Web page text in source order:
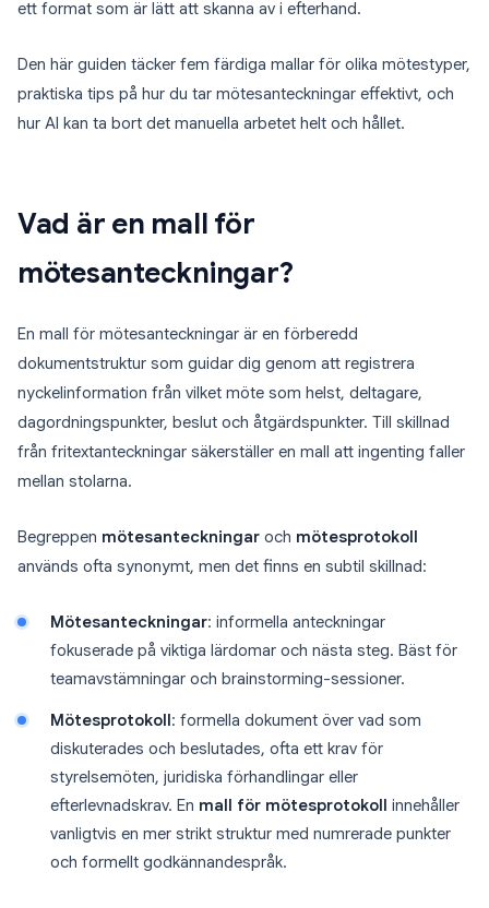
ett format som är lätt att skanna av i efterhand.
Den här guiden täcker fem färdiga mallar för olika mötestyper,
praktiska tips på hur du tar mötesanteckningar effektivt, och
hur AI kan ta bort det manuella arbetet helt och hållet.
Vad är en mall för
mötesanteckningar?
En mall för mötesanteckningar är en förberedd
dokumentstruktur som guidar dig genom att registrera
nyckelinformation från vilket möte som helst, deltagare,
dagordningspunkter, beslut och åtgärdspunkter. Till skillnad
från fritextanteckningar säkerställer en mall att ingenting faller
mellan stolarna.
Begreppen mötesanteckningar och mötesprotokoll
används ofta synonymt, men det finns en subtil skillnad:
Mötesanteckningar: informella anteckningar
fokuserade på viktiga lärdomar och nästa steg. Bäst för
teamavstämningar och brainstorming-sessioner.
Mötesprotokoll : formella dokument över vad som
diskuterades och beslutades, ofta ett krav för
styrelsemöten, juridiska förhandlingar eller
efterlevnadskrav. En mall för mötesprotokoll
innehåller
vanligtvis en mer strikt struktur med numrerade punkter
och formellt godkännandespråk.